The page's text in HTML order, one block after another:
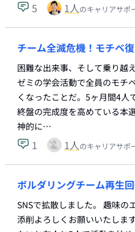
5 1人のキャリアサポ
チーム全滅危機！モチベ
困難な出来事、そして乗り越
ゼミの学会活動で全員のモチ
くなったことだ。5ヶ月間4人
終盤の完成度を高めている本
神的に…
1 1人のキャリアサポ
ボルダリングチーム再生
SNSで拡散しました。 趣味の
添削よろしくお願いいたしま